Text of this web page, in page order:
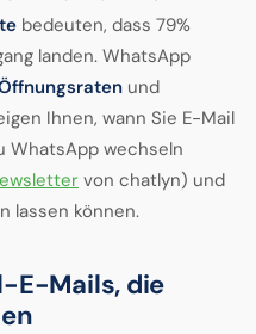
bedeuten, dass 79%
landen. WhatsApp
und
Ihnen, wann Sie E-Mail
WhatsApp wechseln
von chatlyn) und
lassen können.
E-Mails, die